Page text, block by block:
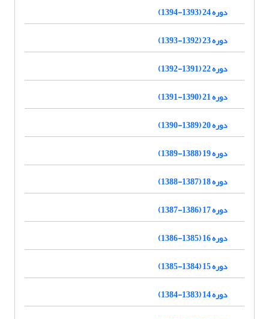
دوره 24 (1393-1394)
دوره 23 (1392-1393)
دوره 22 (1391-1392)
دوره 21 (1390-1391)
دوره 20 (1389-1390)
دوره 19 (1388-1389)
دوره 18 (1387-1388)
دوره 17 (1386-1387)
دوره 16 (1385-1386)
دوره 15 (1384-1385)
دوره 14 (1383-1384)